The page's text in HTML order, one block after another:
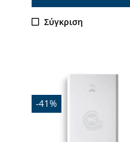
Σύγκριση
Εξαντλήθηκε
-41%